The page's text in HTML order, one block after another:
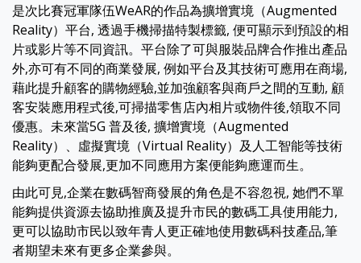
是次比賽冠軍隊伍WeAR的作品為擴增實境（Augmented
Reality）平台, 透過手機掃描特製標籤, 便可顯示到預設的相
片或影片等不同資訊。平台除了可與服裝品牌合作推出產品
外,亦可有不同的商業發展, 例如平台及其技術可應用在商場,
藉此提升顧客的購物經驗,並加強顧客與商戶之間的互動, 顧
客安裝應用程式後,可掃描零售店內相片或物件後,領取不同
優惠。未來當5G 普及後, 擴增實境（Augmented
Reality）、虛擬實境（Virtual Reality）及人工智能等技術
能夠更配合發展,更加不同應用方案便能夠應運而生。
由此可見,企業在數碼智商發展的角色是不容忽視, 她們不單
能夠提供資源去協助推廣及提升市民的數碼工具使用能力,
更可以協助市民以致年青人更正確地使用數碼科技產品,筆
者期望未來有更多企業參與。